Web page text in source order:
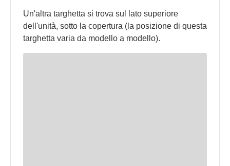
Un'altra targhetta si trova sul lato superiore
dell'unità, sotto la copertura (la posizione di questa
targhetta varia da modello a modello).